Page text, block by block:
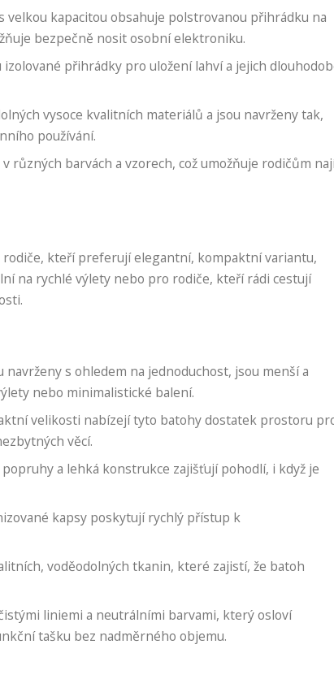
velkou kapacitou obsahuje polstrovanou přihrádku na
bezpečně nosit osobní elektroniku.
izolované přihrádky pro uložení lahví a jejich
vysoce kvalitních materiálů a jsou navrženy tak,
používání.
v různých barvách a vzorech, což umožňuje rodičům
kteří preferují elegantní, kompaktní variantu,
na rychlé výlety nebo pro rodiče, kteří rádi cestují
navrženy s ohledem na jednoduchost, jsou menší a
nebo minimalistické balení.
velikosti nabízejí tyto batohy dostatek prostoru
věcí.
a lehká konstrukce zajišťují pohodlí, i když je
kapsy poskytují rychlý přístup k
voděodolných tkanin, které zajistí, že batoh
liniemi a neutrálními barvami, který osloví
tašku bez nadměrného objemu.